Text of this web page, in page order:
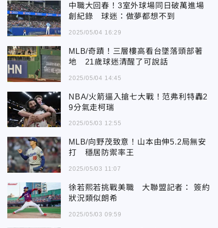
中職大回春！3室外球場同日破萬進場
創紀錄 球迷：做夢都想不到
2025/05/04 16:29
MLB/奇蹟！三層樓高看台墜落頭部著
地 21歲球迷清醒了可說話
2025/05/04 14:45
NBA/火箭逼入搶七大戰！范弗利特轟2
9分氣走柯瑞
2025/05/03 12:55
MLB/向野茂致意！山本由伸5.2局無安
打 穩居防禦率王
2025/05/03 11:07
徐若熙若挑戰美職 大聯盟記者： 簽約
狀況類似朗希
2025/05/03 09:59